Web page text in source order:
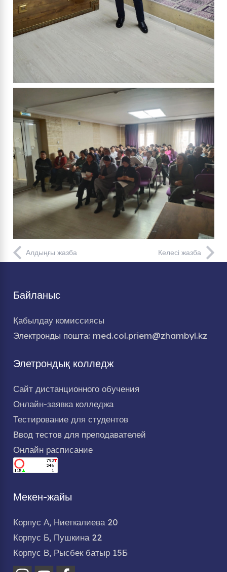
Алдыңғы жазба Келесі жазба
Байланыс
Қабылдау комиссиясы
Электронды пошта: med.col.priem@zhambyl.kz
Элетрондық колледж
Сайт дистанционного обучения
Онлайн-заявка колледжа
Тестирование для студентов
Ввод тестов для преподавателей
Онлайн расписание
Мекен-жайы
Корпус А, Ниеткалиева 20
Корпус Б, Пушкина 22
Корпус В, Рысбек батыр 15Б